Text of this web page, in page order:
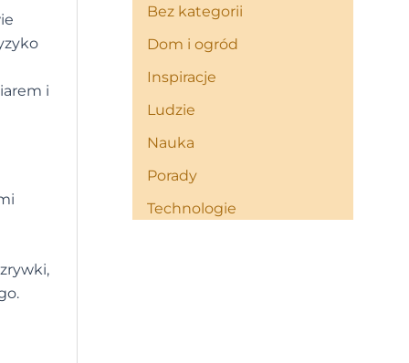
i
Bez kategorii
Dom i ogród
Inspiracje
Ludzie
Nauka
Porady
Technologie